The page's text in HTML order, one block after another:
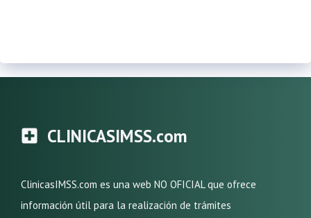
CLINICASIMSS.com
ClinicasIMSS.com es una web NO OFICIAL que ofrece
información útil para la realización de trámites